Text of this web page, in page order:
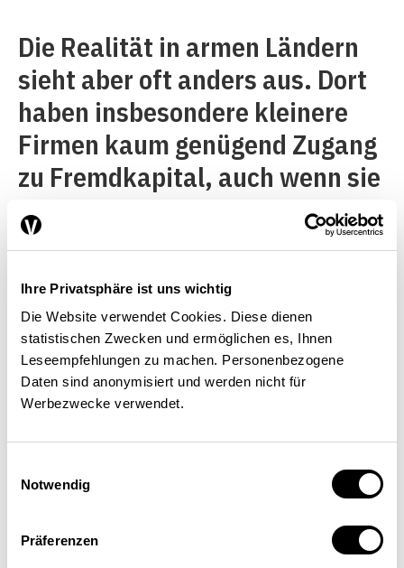
Ihre Privatsphäre ist uns wichtig
Die Website verwendet Cookies. Diese dienen
statistischen Zwecken und ermöglichen es, Ihnen
Leseempfehlungen zu machen. Personenbezogene
Daten sind anonymisiert und werden nicht für
Werbezwecke verwendet.
Notwendig
Präferenzen
Die Realität in armen Ländern
sieht aber oft anders aus. Dort
haben insbesondere kleinere
Firmen kaum genügend Zugang
zu Fremdkapital, auch wenn sie
relativ produktiv sind oder
erfolgversprechende Ideen in
der Pipeline haben. Als
Grundlage für die Kreditvergabe
dienen oft nicht so sehr die
Kriterien Produktivität und
Potenzial, sondern das
Ausmass an Sicherheiten, die
zugrunde liegen. Dies geschieht
natürlich nicht von ungefähr. Es